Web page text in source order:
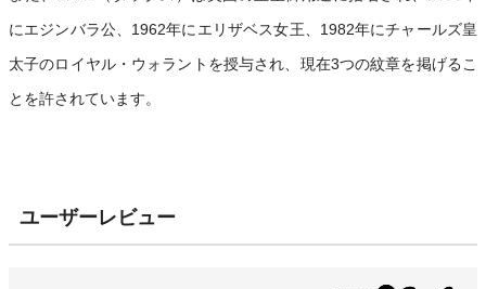
にエジンバラ公、1962年にエリザベス女王、1982年にチャールズ皇
太子のロイヤル・ウォラントを授与され、現在3つの紋章を掲げるこ
とを許されています。
ユーザーレビュー